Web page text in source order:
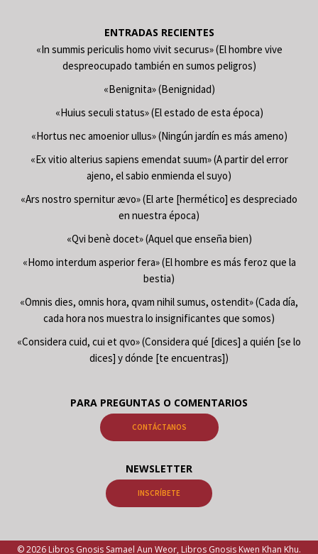
ENTRADAS RECIENTES
«In summis periculis homo vivit securus» (El hombre vive
despreocupado también en sumos peligros)
«Benignita» (Benignidad)
«Huius seculi status» (El estado de esta época)
«Hortus nec amoenior ullus» (Ningún jardín es más ameno)
«Ex vitio alterius sapiens emendat suum» (A partir del error
ajeno, el sabio enmienda el suyo)
«Ars nostro spernitur ævo» (El arte [hermético] es despreciado
en nuestra época)
«Qvi benè docet» (Aquel que enseña bien)
«Homo interdum asperior fera» (El hombre es más feroz que la
bestia)
«Omnis dies, omnis hora, qvam nihil sumus, ostendit» (Cada día,
cada hora nos muestra lo insignificantes que somos)
«Considera cuid, cui et qvo» (Considera qué [dices] a quién [se lo
dices] y dónde [te encuentras])
PARA PREGUNTAS O COMENTARIOS
CONTÁCTANOS
NEWSLETTER
INSCRÍBETE
© 2026 Libros Gnosis Samael Aun Weor, Libros Gnosis Kwen Khan Khu.